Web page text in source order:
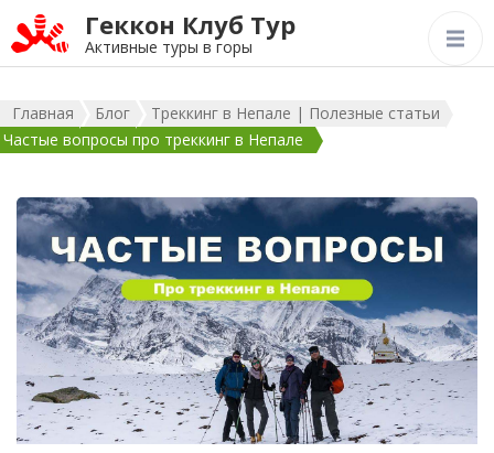
Геккон Клуб Тур
Активные туры в горы
Главная Блог
Треккинг в Непале | Полезные статьи
Частые вопросы про треккинг в Непале